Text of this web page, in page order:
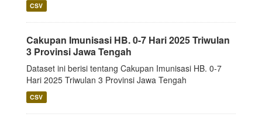
CSV
Cakupan Imunisasi HB. 0-7 Hari 2025 Triwulan
3 Provinsi Jawa Tengah
Dataset ini berisi tentang Cakupan Imunisasi HB. 0-7
Hari 2025 Triwulan 3 Provinsi Jawa Tengah
CSV